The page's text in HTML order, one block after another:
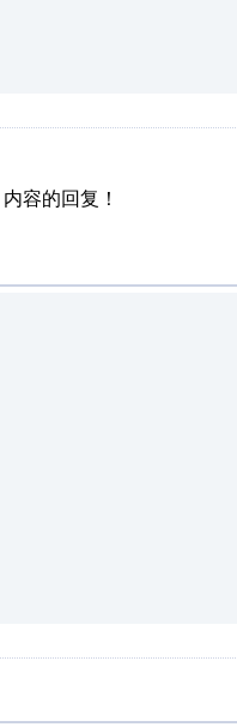
内容的回复！